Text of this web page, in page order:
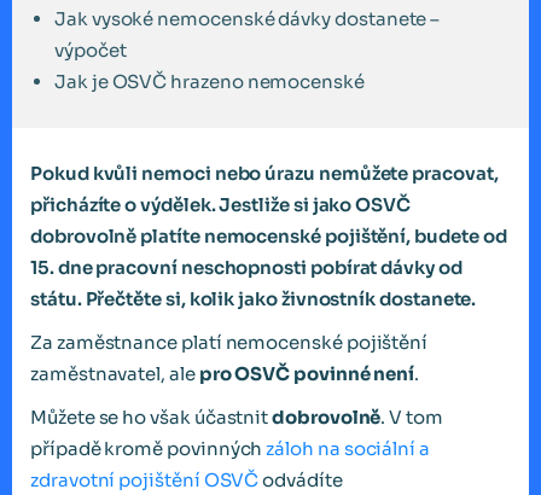
Jak vysoké nemocenské dávky dostanete –
výpočet
Jak je OSVČ hrazeno nemocenské
Pokud kvůli nemoci nebo úrazu nemůžete pracovat,
přicházíte o výdělek. Jestliže si jako OSVČ
dobrovolně platíte nemocenské pojištění, budete od
15. dne pracovní neschopnosti pobírat dávky od
státu. Přečtěte si, kolik jako živnostník dostanete.
Za zaměstnance platí nemocenské pojištění
zaměstnavatel, ale pro OSVČ povinné není.
Můžete se ho však účastnitdobrovolně. V tom
případě kromě povinnýchzáloh na sociální a
zdravotní pojištění OSVČodvádíte